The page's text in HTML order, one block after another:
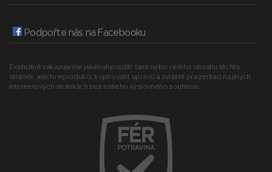
Podpořte nás na Facebooku
Explicitně zakazujeme jakékoli použití části nebo celého obsahu těchto
stránek, jejich reprodukci, kopírování, úpravu a zvláště prezentaci na jiných
internetových stránkách bez našeho výslovného souhlasu.